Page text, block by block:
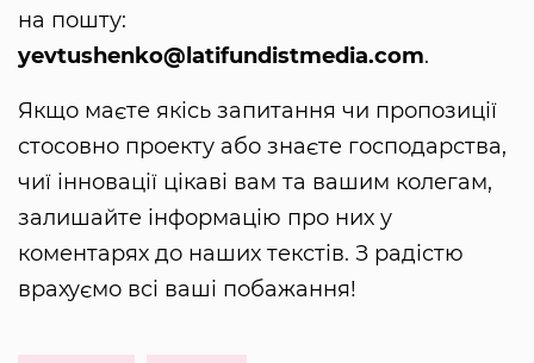
на пошту:
yevtushenko@latifundistmedia.com.
Якщо маєте якісь запитання чи пропозиції
стосовно проекту або знаєте господарства,
чиї інновації цікаві вам та вашим колегам,
залишайте інформацію про них у
коментарях до наших текстів. З радістю
врахуємо всі ваші побажання!